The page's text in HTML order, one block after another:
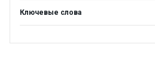
Ключевые слова